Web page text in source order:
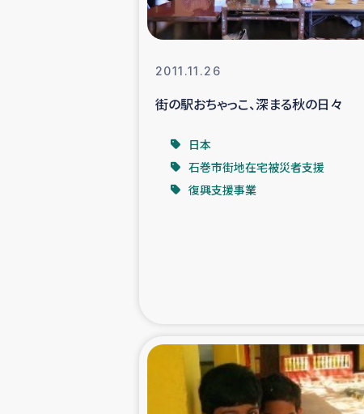
ェ
ガザ
国内避難民への
タイ国境ミャ
海外ルーツ
石巻市街地
2011.11.26
街の駅おちゃっこ、深まる秋の日々
日本
石巻市街地在宅被災者支援
復興支援事業